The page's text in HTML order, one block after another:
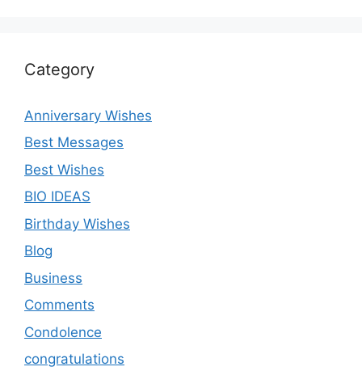
Category
Anniversary Wishes
Best Messages
Best Wishes
BIO IDEAS
Birthday Wishes
Blog
Business
Comments
Condolence
congratulations